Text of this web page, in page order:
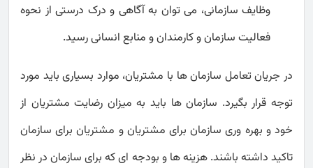
وظایف سازمانی، می توان به آگاهی و درک درستی از نحوه
فعالیت سازمان و کارمندان و منابع انسانی رسید.
در جریان تعامل سازمان ها با مشتریان، موارد بسیاری باید مورد
توجه قرار بگیرد. سازمان ها باید به میزان رضایت مشتریان از
خود و بهره وری سازمان برای مشتریان و مشتریان برای سازمان
تاکید داشته باشند. هزینه ها و بودجه ای که برای سازمان در نظر